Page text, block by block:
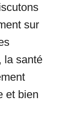
sur
la santé
et bien